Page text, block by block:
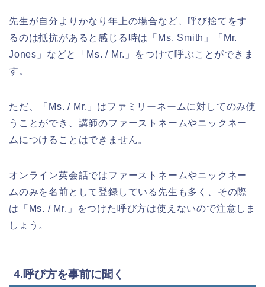
先生が自分よりかなり年上の場合など、呼び捨てをす
るのは抵抗があると感じる時は「Ms. Smith」「Mr.
Jones」などと「Ms. / Mr.」をつけて呼ぶことができま
す。
ただ、「Ms. / Mr.」はファミリーネームに対してのみ使
うことができ、講師のファーストネームやニックネー
ムにつけることはできません。
オンライン英会話ではファーストネームやニックネー
ムのみを名前として登録している先生も多く、その際
は「Ms. / Mr.」をつけた呼び方は使えないので注意しま
しょう。
4.呼び方を事前に聞く